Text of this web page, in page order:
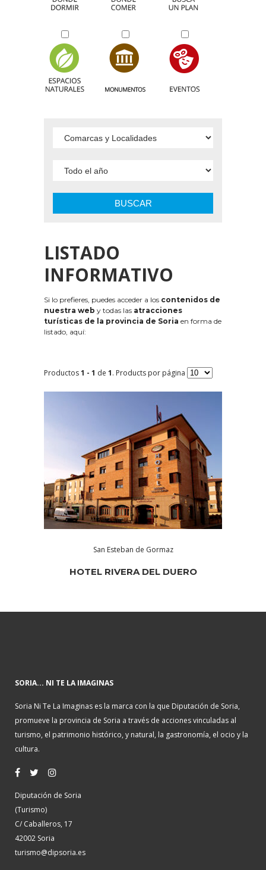
BUSCAR
LISTADO
INFORMATIVO
Si lo prefieres, puedes acceder a los contenidos de
nuestra web y todas las atracciones
turísticas de la provincia de Soria en forma de
listado, aquí:
Productos1 - 1 de 1. Products por página
San Esteban de Gormaz
HOTEL RIVERA DEL DUERO
SORIA... NI TE LA IMAGINAS
Soria Ni Te La Imaginas es la marca con la que Diputación de Soria,
promueve la provincia de Soria a través de acciones vinculadas al
turismo, el patrimonio histórico, y natural, la gastronomía, el ocio y la
cultura.
Diputación de Soria
(Turismo)
C/ Caballeros, 17
42002 Soria
turismo@dipsoria.es